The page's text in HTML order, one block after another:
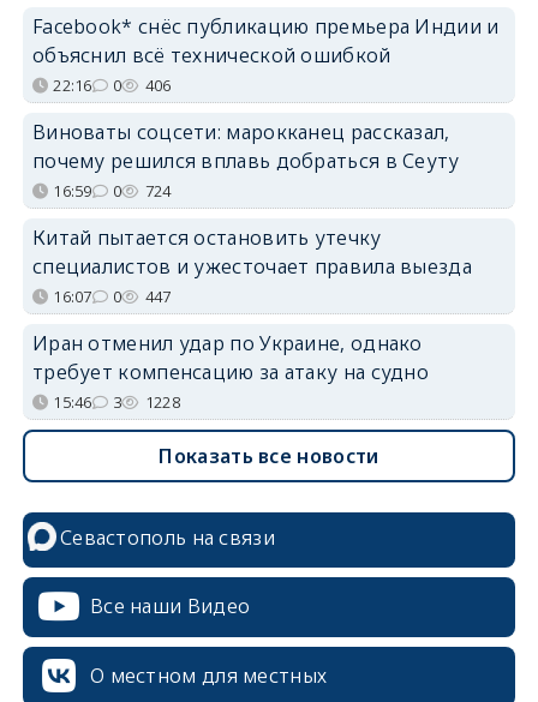
Facebook* снёс публикацию премьера Индии и
объяснил всё технической ошибкой
22:16 0 406
Виноваты соцсети: марокканец рассказал,
почему решился вплавь добраться в Сеуту
16:59 0 724
Китай пытается остановить утечку
специалистов и ужесточает правила выезда
16:07 0 447
Иран отменил удар по Украине, однако
требует компенсацию за атаку на судно
15:46 3 1228
Показать все новости
Севастополь на связи
Все наши Видео
О местном для местных